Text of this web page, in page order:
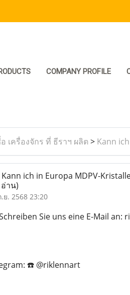
COMPANY PROFILE
เครื่องจักร ที่ ธีราฯ ผลิต > Kann
Kann ich in Europa MDPV-
าน)
.ย. 2568 23:20
Sie uns eine E-Mail an:
☎️ @riklennart